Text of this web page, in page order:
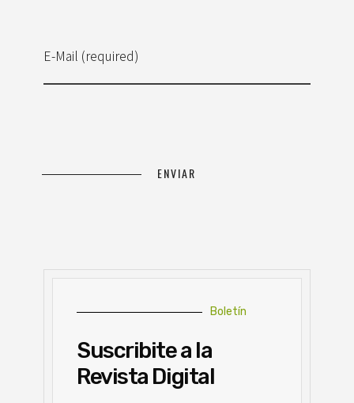
E-Mail (required)
Boletín
Suscribite a la
Revista Digital